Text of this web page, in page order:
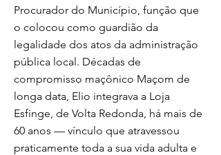
Procurador do Município, função que
o colocou como guardião da
legalidade dos atos da administração
pública local. Décadas de
compromisso maçônico Maçom de
longa data, Elio integrava a Loja
Esfinge, de Volta Redonda, há mais de
60 anos — vínculo que atravessou
praticamente toda a sua vida adulta e